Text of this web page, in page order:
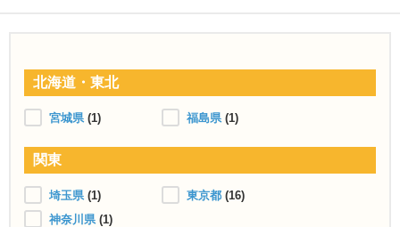
北海道・東北
宮城県 (1) 福島県 (1)
関東
埼玉県 (1) 東京都 (16)
神奈川県 (1)